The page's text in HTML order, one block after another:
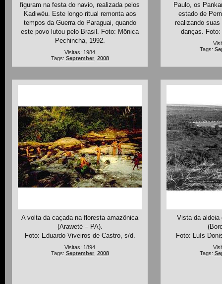
figuram na festa do navio, realizada pelos
Kadiwéu. Este longo ritual remonta aos
tempos da Guerra do Paraguai, quando
este povo lutou pelo Brasil. Foto: Mônica
Pechincha, 1992.
Visitas: 1984
Tags: September, 2008
Paulo, os
estado de
realizando
danças.
Tags:
A volta da caçada na floresta amazônica
(Araweté – PA).
Foto: Eduardo Viveiros de Castro, s/d.
Visitas: 1894
Tags: September, 2008
Vista da aldeia
Foto: Luís
Tags: